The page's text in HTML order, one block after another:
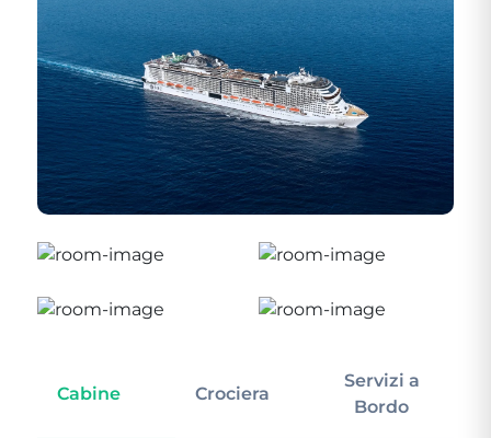
Cabine Crociera
Servizi a
Bordo